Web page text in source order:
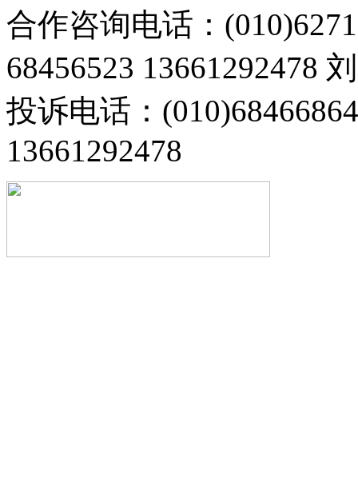
合作咨询电话：
68456523 13661292478
投诉电话：
13661292478